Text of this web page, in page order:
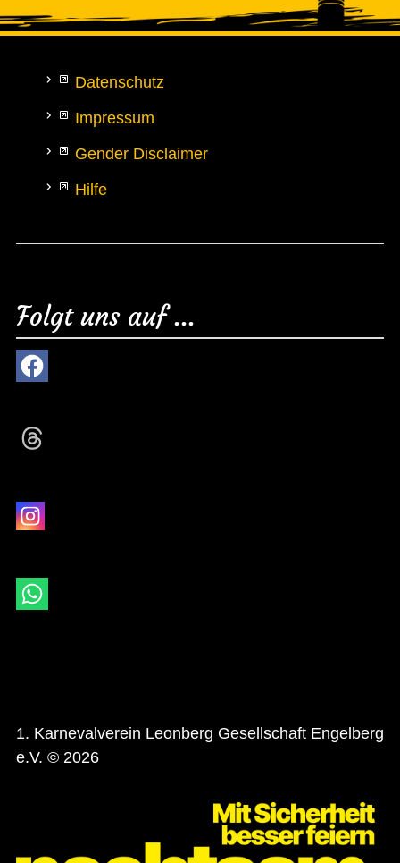
Datenschutz
Impressum
Gender Disclaimer
Hilfe
Folgt uns auf ...
1. Karnevalverein Leonberg Gesellschaft Engelberg
e.V. © 2026